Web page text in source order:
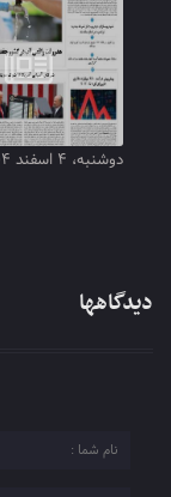
دوشنبه، ۴ اسفند ۱۴۰۴
دیدگاهها